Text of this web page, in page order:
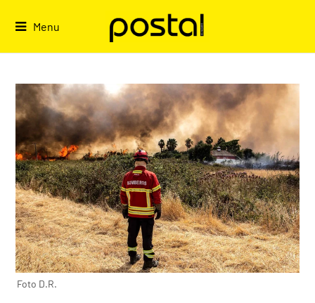
Menu
Foto D.R.